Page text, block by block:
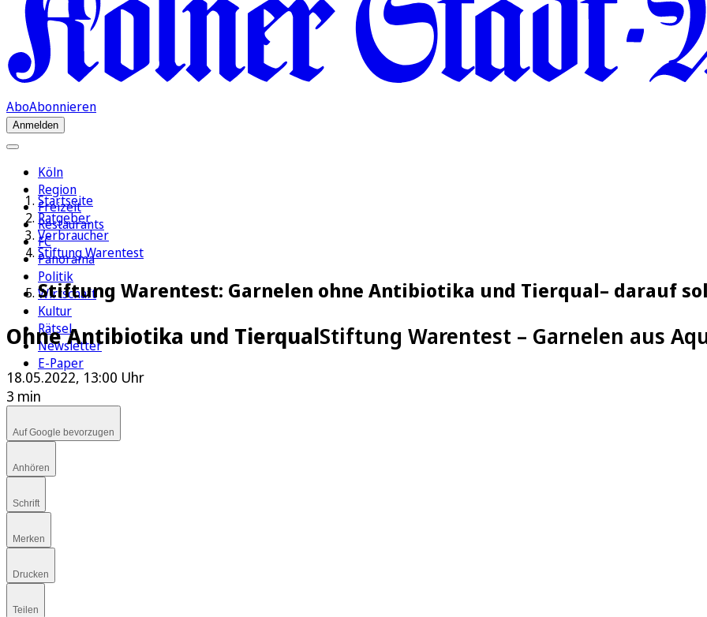
AboAbonnieren
Anmelden
Köln
Region
Freizeit
Restaurants
FC
Panorama
Politik
Wirtschaft
Kultur
Rätsel
Newsletter
E-Paper
Startseite
Ratgeber
Verbraucher
Stiftung Warentest
Stiftung Warentest: Garnelen ohne Antibiotika und Tierqual– darauf
Ohne Antibiotika und TierqualStiftung Warentest – Garnelen aus
18.05.2022, 13:00 Uhr
3 min
Auf Google bevorzugen
Anhören
Schrift
Merken
Drucken
Teilen